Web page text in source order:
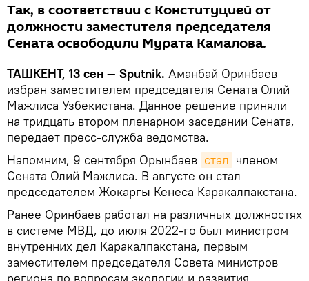
Так, в соответствии с Конституцией от
должности заместителя председателя
Сената освободили Мурата Камалова.
ТАШКЕНТ, 13 сен — Sputnik. Аманбай Оринбаев
избран заместителем председателя Сената Олий
Мажлиса Узбекистана. Данное решение приняли
на тридцать втором пленарном заседании Сената,
передает пресс-служба ведомства.
Напомним, 9 сентября Орынбаев стал членом
Сената Олий Мажлиса. В августе он стал
председателем Жокаргы Кенеса Каракалпакстана.
Ранее Оринбаев работал на различных должностях
в системе МВД, до июля 2022-го был министром
внутренних дел Каракалпакстана, первым
заместителем председателя Совета министров